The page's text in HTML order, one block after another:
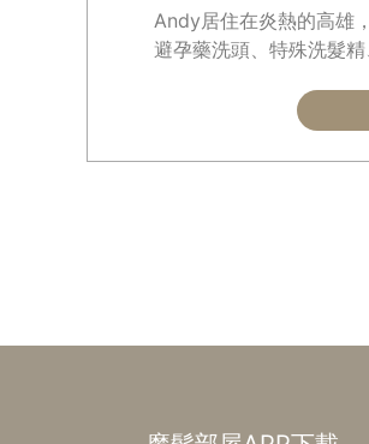
Andy居住在炎熱的高雄
避孕藥洗頭、特殊洗髮
在不太能接受要一直吃